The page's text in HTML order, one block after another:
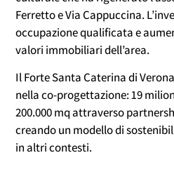
Ferretto e Via Cappuccina.
occupazione qualificata e
valori immobiliari dell’area.
Il Forte Santa Caterina di
nella co-progettazione: 19
200.000 mq attraverso
creando un modello di
in altri contesti.